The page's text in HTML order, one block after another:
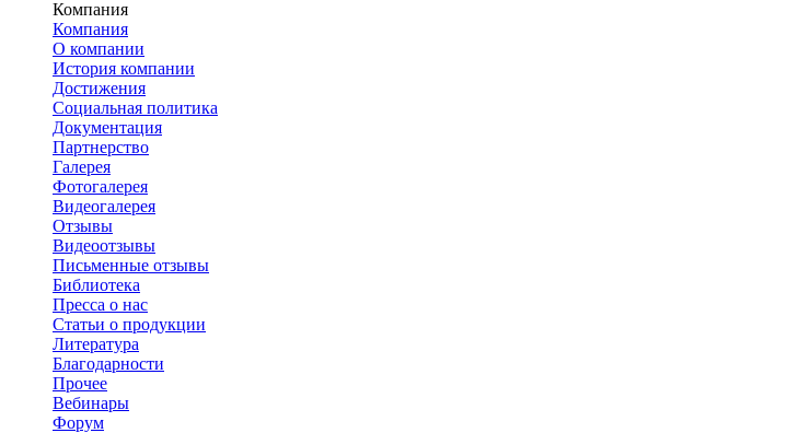
Компания
Компания
О компании
История компании
Достижения
Социальная политика
Документация
Партнерство
Галерея
Фотогалерея
Видеогалерея
Отзывы
Видеоотзывы
Письменные отзывы
Библиотека
Пресса о нас
Статьи о продукции
Литература
Благодарности
Прочее
Вебинары
Форум